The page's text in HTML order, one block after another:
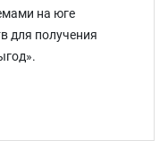
на юге
для получения